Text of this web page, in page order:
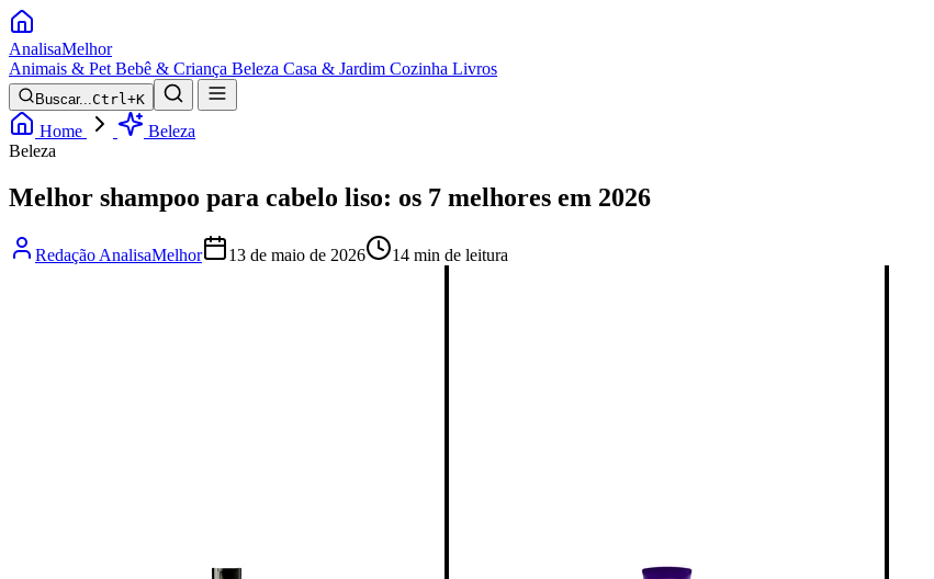
AnalisaMelhor
Animais & Pet Bebê & Criança Beleza Casa & Jardim Cozinha Livros
Buscar...Ctrl+K
Home
Beleza
Beleza
Melhor shampoo para cabelo liso: os 7 melhores em 2026
Redação AnalisaMelhor 13 de maio de 2026 14 min de leitura